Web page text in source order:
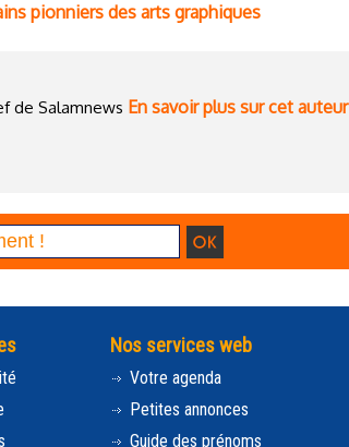
pionniers des arts graphiques
de Salamnews En savoir plus sur cet auteur
Nos services web
Votre agenda
Petites annonces
Guide des prénoms